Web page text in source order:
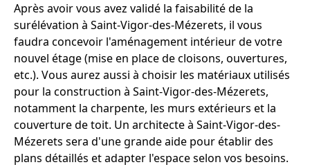
Après avoir vous avez validé la faisabilité de la
surélévation à Saint-Vigor-des-Mézerets, il vous
faudra concevoir l'aménagement intérieur de votre
nouvel étage (mise en place de cloisons, ouvertures,
etc.). Vous aurez aussi à choisir les matériaux utilisés
pour la construction à Saint-Vigor-des-Mézerets,
notamment la charpente, les murs extérieurs et la
couverture de toit. Un architecte à Saint-Vigor-des-
Mézerets sera d'une grande aide pour établir des
plans détaillés et adapter l'espace selon vos besoins.